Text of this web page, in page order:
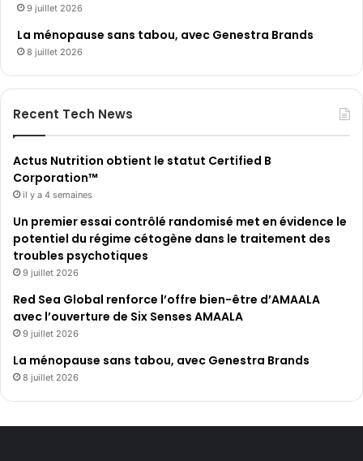
9 juillet 2026
La ménopause sans tabou, avec Genestra Brands
8 juillet 2026
Recent Tech News
Actus Nutrition obtient le statut Certified B
Corporation™
il y a 4 semaines
Un premier essai contrôlé randomisé met en évidence le
potentiel du régime cétogène dans le traitement des
troubles psychotiques
9 juillet 2026
Red Sea Global renforce l’offre bien-être d’AMAALA
avec l’ouverture de Six Senses AMAALA
9 juillet 2026
La ménopause sans tabou, avec Genestra Brands
8 juillet 2026